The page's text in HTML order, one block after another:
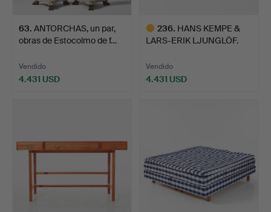
63. ANTORCHAS, un par,
obras de Estocolmo de f…
Vendido
4.431 USD
236. HANS KEMPE &
LARS-ERIK LJUNGLÖF.
Vendido
4.431 USD